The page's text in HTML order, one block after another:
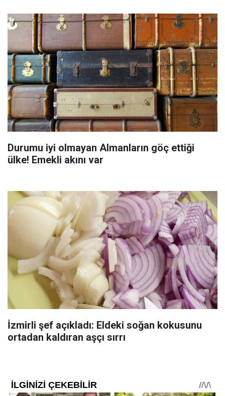
Durumu iyi olmayan Almanların göç ettiği
ülke! Emekli akını var
İzmirli şef açıkladı: Eldeki soğan kokusunu
ortadan kaldıran aşçı sırrı